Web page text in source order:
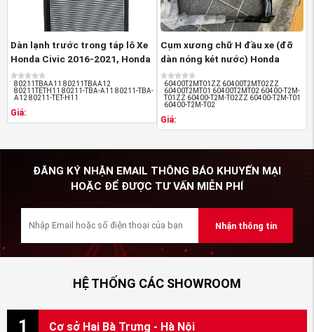
Dàn lạnh trước trong táp lô Xe
Honda Civic 2016-2021, Honda
Accord ...
80211TBAA11 80211TBAA12
80211TETH11 80211-TBA-A11 80211-TBA-
A12 80211-TET-H11
Giá:
Cụm xương chữ H đầu xe (đỡ
dàn nóng két nước) Honda
Accord ...
60400T2MT01ZZ 60400T2MT02ZZ
60400T2MT01 60400T2MT02 60400-T2M-
T01ZZ 60400-T2M-T02ZZ 60400-T2M-T01
60400-T2M-T02
Giá:
ĐĂNG KÝ NHẬN EMAIL THÔNG BÁO KHUYẾN MẠI
HOẶC ĐỂ ĐƯỢC TƯ VẤN MIỄN PHÍ
Nhận thông tin
HỆ THỐNG CÁC SHOWROOM
1 Cơ sở Hai Bà Trưng - Hà Nội